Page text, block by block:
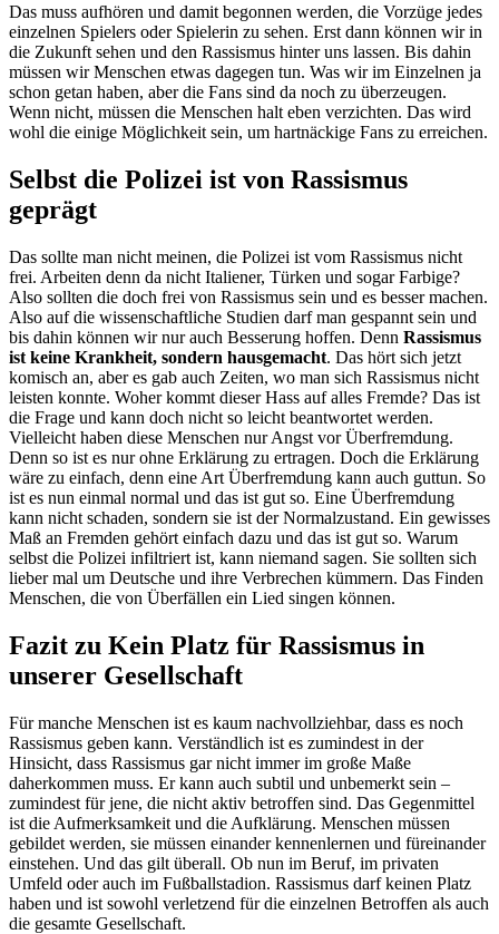
Das muss aufhören und damit begonnen werden, die Vorzüge jedes
einzelnen Spielers oder Spielerin zu sehen. Erst dann können wir in
die Zukunft sehen und den Rassismus hinter uns lassen. Bis dahin
müssen wir Menschen etwas dagegen tun. Was wir im Einzelnen ja
schon getan haben, aber die Fans sind da noch zu überzeugen.
Wenn nicht, müssen die Menschen halt eben verzichten. Das wird
wohl die einige Möglichkeit sein, um hartnäckige Fans zu erreichen.
Selbst die Polizei ist von Rassismus
geprägt
Das sollte man nicht meinen, die Polizei ist vom Rassismus nicht
frei. Arbeiten denn da nicht Italiener, Türken und sogar Farbige?
Also sollten die doch frei von Rassismus sein und es besser machen.
Also auf die wissenschaftliche Studien darf man gespannt sein und
bis dahin können wir nur auch Besserung hoffen. Denn Rassismus
ist keine Krankheit, sondern hausgemacht. Das hört sich jetzt
komisch an, aber es gab auch Zeiten, wo man sich Rassismus nicht
leisten konnte. Woher kommt dieser Hass auf alles Fremde? Das ist
die Frage und kann doch nicht so leicht beantwortet werden.
Vielleicht haben diese Menschen nur Angst vor Überfremdung.
Denn so ist es nur ohne Erklärung zu ertragen. Doch die Erklärung
wäre zu einfach, denn eine Art Überfremdung kann auch guttun. So
ist es nun einmal normal und das ist gut so. Eine Überfremdung
kann nicht schaden, sondern sie ist der Normalzustand. Ein gewisses
Maß an Fremden gehört einfach dazu und das ist gut so. Warum
selbst die Polizei infiltriert ist, kann niemand sagen. Sie sollten sich
lieber mal um Deutsche und ihre Verbrechen kümmern. Das Finden
Menschen, die von Überfällen ein Lied singen können.
Fazit zu Kein Platz für Rassismus in
unserer Gesellschaft
Für manche Menschen ist es kaum nachvollziehbar, dass es noch
Rassismus geben kann. Verständlich ist es zumindest in der
Hinsicht, dass Rassismus gar nicht immer im große Maße
daherkommen muss. Er kann auch subtil und unbemerkt sein –
zumindest für jene, die nicht aktiv betroffen sind. Das Gegenmittel
ist die Aufmerksamkeit und die Aufklärung. Menschen müssen
gebildet werden, sie müssen einander kennenlernen und füreinander
einstehen. Und das gilt überall. Ob nun im Beruf, im privaten
Umfeld oder auch im Fußballstadion. Rassismus darf keinen Platz
haben und ist sowohl verletzend für die einzelnen Betroffen als auch
die gesamte Gesellschaft.